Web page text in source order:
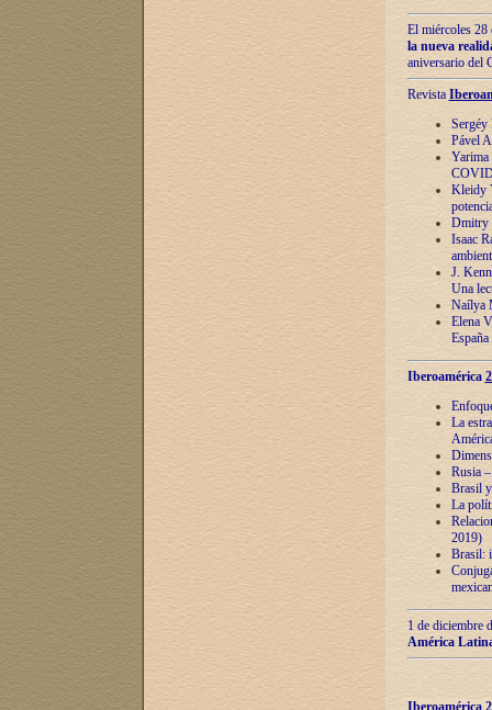
El miércoles 28
la nueva
aniversario del
Revista
Sergéy
Pável
Yarima
Kleidy
Dmitry
Isaac
J.
Una
Naílya
Elena
España
Iberoamérica
La
Rusia
Brasil
La
2019)
Brasil:
1 de diciembre
América
Iberoamérica